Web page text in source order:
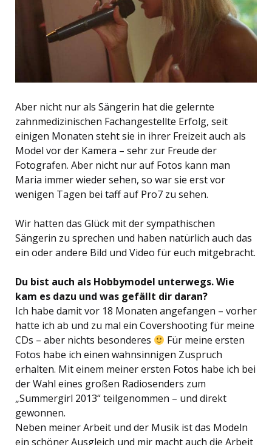
Aber nicht nur als Sängerin hat die gelernte
zahnmedizinischen Fachangestellte Erfolg, seit
einigen Monaten steht sie in ihrer Freizeit auch als
Model vor der Kamera – sehr zur Freude der
Fotografen. Aber nicht nur auf Fotos kann man
Maria immer wieder sehen, so war sie erst vor
wenigen Tagen bei taff auf Pro7 zu sehen.
Wir hatten das Glück mit der sympathischen
Sängerin zu sprechen und haben natürlich auch das
ein oder andere Bild und Video für euch mitgebracht.
Du bist auch als Hobbymodel unterwegs. Wie
kam es dazu und was gefällt dir daran?
Ich habe damit vor 18 Monaten angefangen – vorher
hatte ich ab und zu mal ein Covershooting für meine
CDs – aber nichts besonderes
Für meine ersten
Fotos habe ich einen wahnsinnigen Zuspruch
erhalten. Mit einem meiner ersten Fotos habe ich bei
der Wahl eines großen Radiosenders zum
„Summergirl 2013“ teilgenommen – und direkt
gewonnen.
Neben meiner Arbeit und der Musik ist das Modeln
ein schöner Ausgleich und mir macht auch die Arbeit